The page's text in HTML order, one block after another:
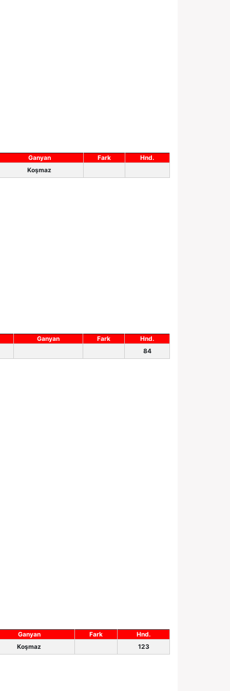
Ganyan Fark
Hnd.
Koşmaz
Ganyan Fark
Hnd.
84
Ganyan Fark
Hnd.
Koşmaz 123